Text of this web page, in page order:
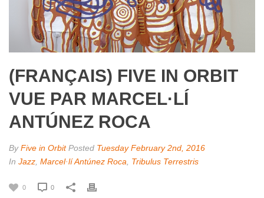
(FRANÇAIS) FIVE IN ORBIT
VUE PAR MARCEL·LÍ
ANTÚNEZ ROCA
ByFive in Orbit Posted Tuesday February 2nd, 2016
In Jazz Marcel·lí Antúnez Roca Tribulus Terrestris
0 0